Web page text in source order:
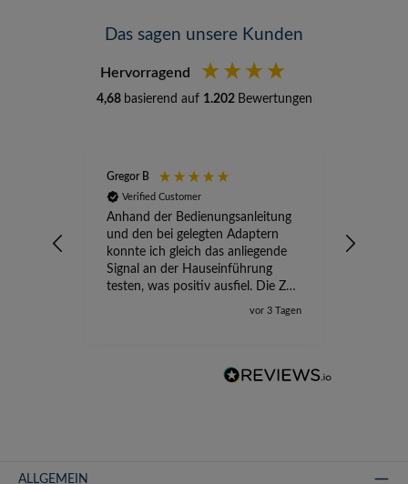
Das sagen unsere Kunden
Hervorragend
4,68 basierend auf 1.202 Bewertungen
Gregor B
Verified Customer
Anhand der Bedienungsanleitung
und den bei gelegten Adaptern
konnte ich gleich das anliegende
Signal an der Hauseinführung
testen, was positiv ausfiel. Die Zeit
der Ungewissheit ist jetzt vorbei,
vor 3 Tagen
ALLGEMEIN